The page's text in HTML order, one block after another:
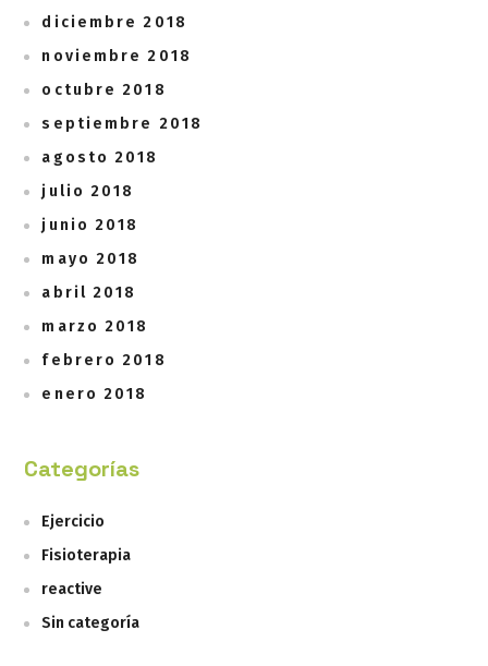
diciembre 2018
noviembre 2018
octubre 2018
septiembre 2018
agosto 2018
julio 2018
junio 2018
mayo 2018
abril 2018
marzo 2018
febrero 2018
enero 2018
Categorías
Ejercicio
Fisioterapia
reactive
Sin categoría